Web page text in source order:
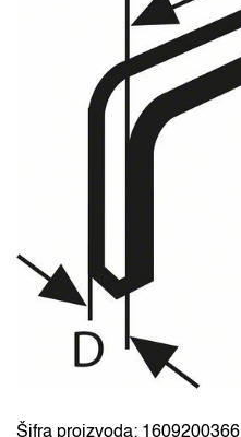
Šifra proizvoda: 1609200366